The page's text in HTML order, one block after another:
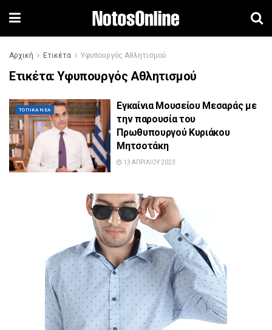
Αρχική Ετικέτα Υφυπουργός Αθλητισμού
Ετικέτα:Υφυπουργός Αθλητισμού
ΤΟΠΙΚΆ ΝΈΑ
Εγκαίνια Μουσείου Μεσαράς με
την παρουσία του
Πρωθυπουργού Κυριάκου
Μητσοτάκη
13 ΑΠΡΙΛΊΟΥ 2023